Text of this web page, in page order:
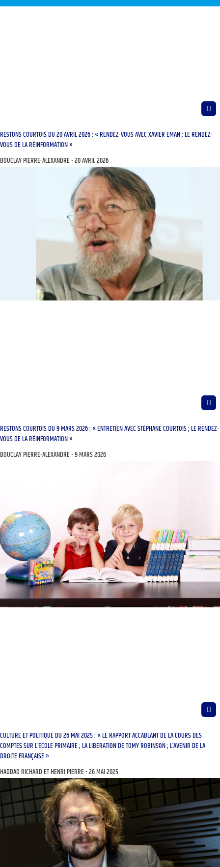
RESTONS COURTOIS DU 20 AVRIL 2026 : « RENDEZ-VOUS AVEC XAVIER EMAN ; LE RENDEZ-
VOUS DE LA RÉINFORMATION »
BOUCLAY PIERRE-ALEXANDRE 20 AVRIL 2026
RESTONS COURTOIS DU 9 MARS 2026 : « ENTRETIEN AVEC STÉPHANE COURTOIS ; LE RENDEZ-
VOUS DE LA RÉINFORMATION »
BOUCLAY PIERRE-ALEXANDRE 9 MARS 2026
CULTURE ET POLITIQUE DU 26 MAI 2025 : « LE RAPPORT ACCABLANT DE LA COURS DES
COMPTES SUR L’ÉCOLE PRIMAIRE ; LA LIBÉRATION DE TOMY ROBINSON ; L’AVENIR DE LA
DROITE FRANÇAISE »
HADDAD RICHARD ET HENRI PIERRE 26 MAI 2025